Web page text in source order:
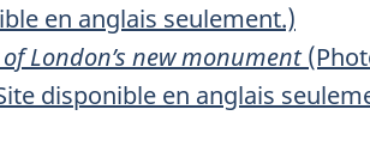
en anglais seulement.)
London’s new monument
disponible en anglais